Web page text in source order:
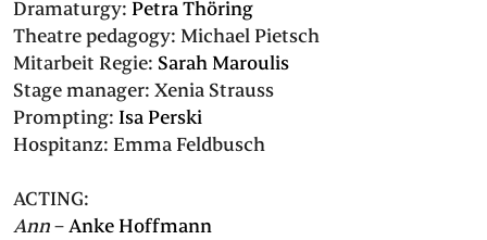
Dramaturgy: Petra Thöring
Theatre pedagogy: Michael Pietsch
Mitarbeit Regie: Sarah Maroulis
Stage manager: Xenia Strauss
Prompting: Isa Perski
Hospitanz: Emma Feldbusch
ACTING:
Ann–Anke Hoffmann